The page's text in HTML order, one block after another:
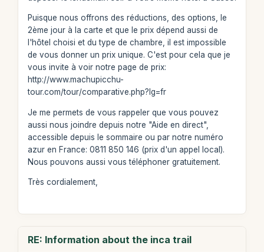
Puisque nous offrons des réductions, des options, le
2ème jour à la carte et que le prix dépend aussi de
l'hôtel choisi et du type de chambre, il est impossible
de vous donner un prix unique. C'est pour cela que je
vous invite à voir notre page de prix:
http://www.machupicchu-
tour.com/tour/comparative.php?lg=fr
Je me permets de vous rappeler que vous pouvez
aussi nous joindre depuis notre "Aide en direct",
accessible depuis le sommaire ou par notre numéro
azur en France: 0811 850 146 (prix d'un appel local).
Nous pouvons aussi vous téléphoner gratuitement.
Très cordialement,
RE: Information about the inca trail